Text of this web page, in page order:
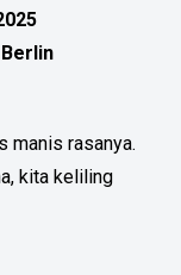
Berlin
manis rasanya.
kita keliling